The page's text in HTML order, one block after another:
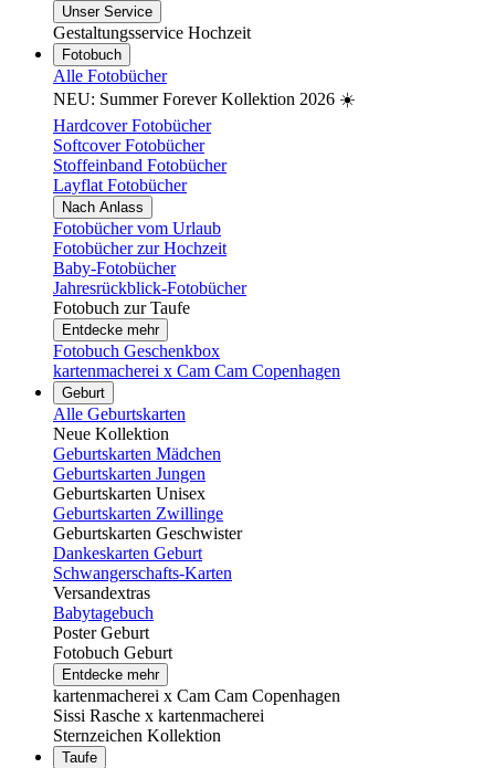
Unser Service
Gestaltungsservice Hochzeit
Fotobuch
Alle Fotobücher
NEU: Summer Forever Kollektion 2026 ☀️
Hardcover Fotobücher
Softcover Fotobücher
Stoffeinband Fotobücher
Layflat Fotobücher
Nach Anlass
Fotobücher vom Urlaub
Fotobücher zur Hochzeit
Baby-Fotobücher
Jahresrückblick-Fotobücher
Fotobuch zur Taufe
Entdecke mehr
Fotobuch Geschenkbox
kartenmacherei x Cam Cam Copenhagen
Geburt
Alle Geburtskarten
Neue Kollektion
Geburtskarten Mädchen
Geburtskarten Jungen
Geburtskarten Unisex
Geburtskarten Zwillinge
Geburtskarten Geschwister
Dankeskarten Geburt
Schwangerschafts-Karten
Versandextras
Babytagebuch
Poster Geburt
Fotobuch Geburt
Entdecke mehr
kartenmacherei x Cam Cam Copenhagen
Sissi Rasche x kartenmacherei
Sternzeichen Kollektion
Taufe